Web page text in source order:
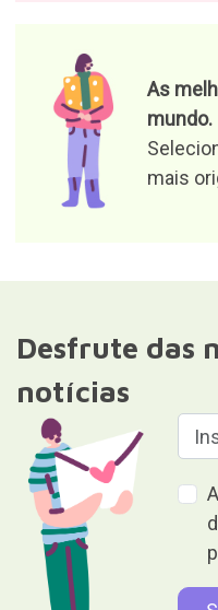
As
mundo.
mais
Desfrute das
notícias